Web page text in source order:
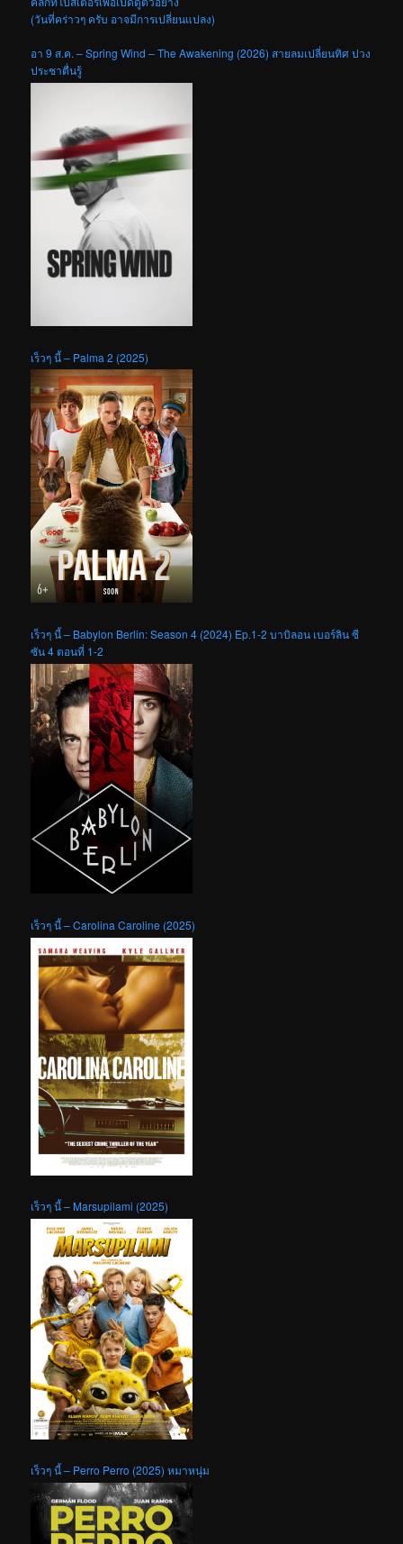
(วันที่คร่าวๆ ครับ อาจมีการเปลี่ยนแปลง)
อา 9 ส.ค. – Spring Wind – The Awakening (2026) สายลมเปลี่ยนทิศ ปวง
ประชาตื่นรู้
เร็วๆ นี้ – Palma 2 (2025)
เร็วๆ นี้ – Babylon Berlin: Season 4 (2024) Ep.1-2 บาบิลอน เบอร์ลิน ซี
ซัน 4 ตอนที่ 1-2
เร็วๆ นี้ – Carolina Caroline (2025)
เร็วๆ นี้ – Marsupilami (2025)
เร็วๆ นี้ – Perro Perro (2025) หมาหนุ่ม